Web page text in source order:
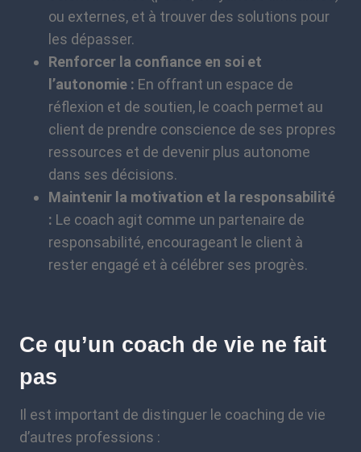
ou externes, et à trouver des solutions pour
les dépasser.
Renforcer la confiance en soi et
l’autonomie : En offrant un espace de
réflexion et de soutien, le coach permet au
client de prendre conscience de ses propres
ressources et de devenir plus autonome
dans ses décisions.
Maintenir la motivation et la responsabilité
: Le coach agit comme un partenaire de
responsabilité, encourageant le client à
rester engagé et à célébrer ses progrès.
Ce qu’un coach de vie ne fait
pas
Il est important de distinguer le coaching de vie
d’autres professions :